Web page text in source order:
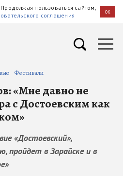
пользоваться сайтом,
соглашения OK
Фестивали
«Мне давно не
с Достоевским как
«Достоевский»,
пройдет в Зарайске и в